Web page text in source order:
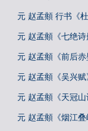
元 赵孟頫 行书《
元 赵孟頫《七绝诗
元 赵孟頫《前后赤
元 赵孟頫《吴兴赋
元 赵孟頫《天冠山
元 赵孟頫《烟江叠